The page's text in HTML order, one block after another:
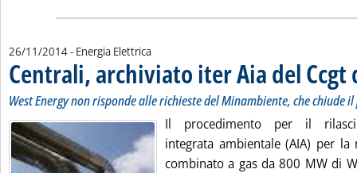
26/11/2014- Energia Elettrica
Centrali, archiviato iter Aia del Ccgt
West Energy non risponde alle richieste del Minambiente, che chiude
Il procedimento per il
integrata ambientale (AIA) per la
combinato a gas da 800 MW di